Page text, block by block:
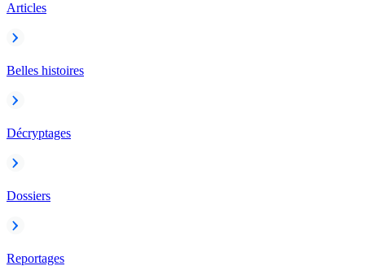
Articles
Belles histoires
Décryptages
Dossiers
Reportages